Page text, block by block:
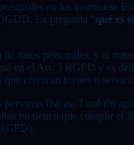
en los veintisiete
La pregunta "qué es
datos personales, y al
en el Art. 3 RGPD y es
ofrezcan bienes o
físicas. También
no tienen que cumplir